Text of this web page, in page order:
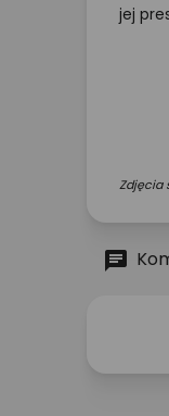
jej
Zdjęcia